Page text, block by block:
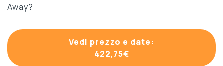
Away?
Vedi prezzo e date:
422,75€